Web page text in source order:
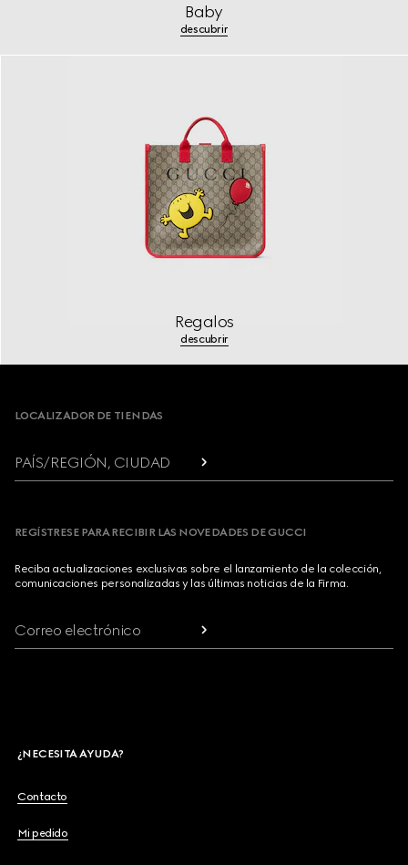
Baby
descubrir
Regalos
descubrir
Footer
LOCALIZADOR DE TIENDAS
PAÍS/REGIÓN, CIUDAD
REGÍSTRESE PARA RECIBIR LAS NOVEDADES DE GUCCI
Reciba actualizaciones exclusivas sobre el lanzamiento de la colección,
comunicaciones personalizadas y las últimas noticias de la Firma.
Correo electrónico
¿NECESITA AYUDA?
Contacto
Mi pedido